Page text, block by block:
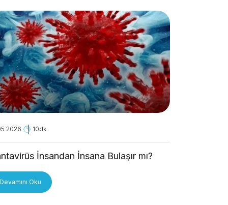
10dk.
İnsandan İnsana Bulaşır mı?
Devamını Oku